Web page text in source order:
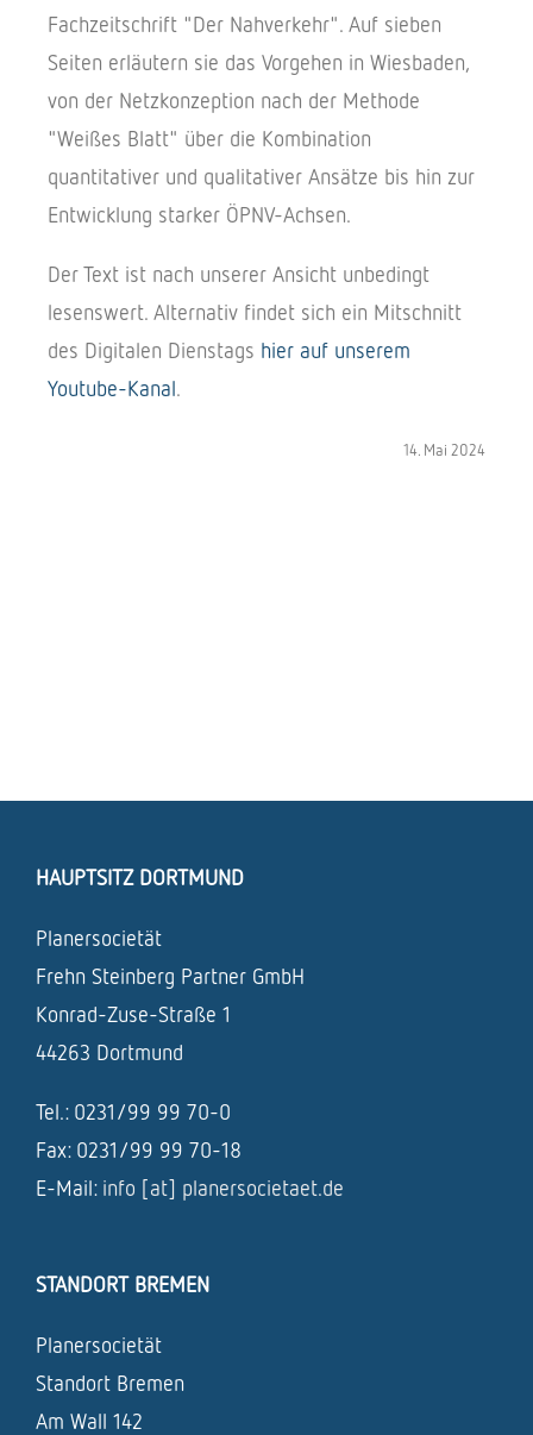
Fachzeitschrift "Der Nahverkehr". Auf sieben
Seiten erläutern sie das Vorgehen in Wiesbaden,
von der Netzkonzeption nach der Methode
"Weißes Blatt" über die Kombination
quantitativer und qualitativer Ansätze bis hin zur
Entwicklung starker ÖPNV-Achsen.
Der Text ist nach unserer Ansicht unbedingt
lesenswert. Alternativ findet sich ein Mitschnitt
des Digitalen Dienstags hier auf unserem
Youtube-Kanal.
14. Mai 2024
HAUPTSITZ DORTMUND
Planersocietät
Frehn Steinberg Partner GmbH
Konrad-Zuse-Straße 1
44263 Dortmund
Tel.: 0231/99 99 70-0
Fax: 0231/99 99 70-18
E-Mail: info [at] planersocietaet.de
STANDORT BREMEN
Planersocietät
Standort Bremen
Am Wall 142